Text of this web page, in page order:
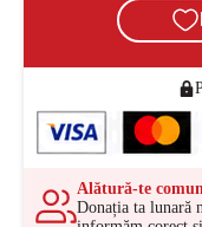
Alătură-te
Donația ta lunară